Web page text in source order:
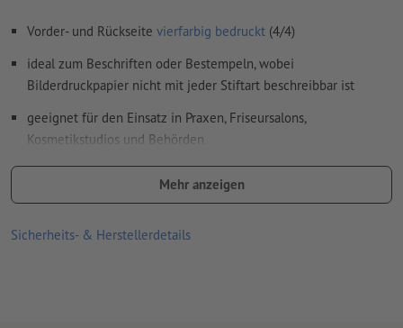
Vorder- und Rückseite vierfarbig bedruckt (4/4)
ideal zum Beschriften oder Bestempeln, wobei
Bilderdruckpapier nicht mit jeder Stiftart beschreibbar ist
geeignet für den Einsatz in Praxen, Friseursalons,
Kosmetikstudios und Behörden
Karomuster und Lininierungen müssen in der Druckdatei
Mehr anzeigen
Sicherheits- & Herstellerdetails